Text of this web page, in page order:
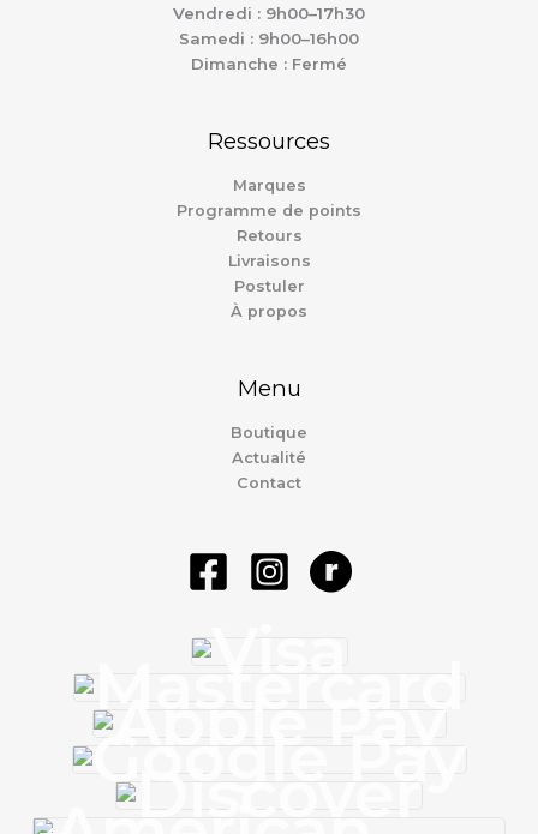
Vendredi : 9h00–17h30
Samedi : 9h00–16h00
Dimanche : Fermé
Ressources
Marques
Programme de points
Retours
Livraisons
Postuler
À propos
Menu
Boutique
Actualité
Contact